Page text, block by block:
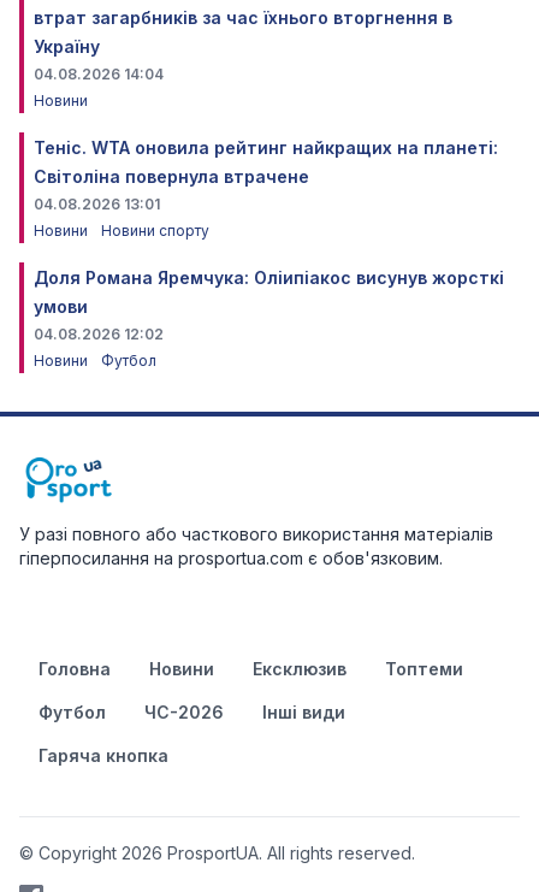
втрат загарбників за час їхнього вторгнення в
Україну
04.08.2026 14:04
Новини
Теніс. WTA оновила рейтинг найкращих на планеті:
Світоліна повернула втрачене
04.08.2026 13:01
Новини
Новини спорту
Доля Романа Яремчука: Оліипіакос висунув жорсткі
умови
04.08.2026 12:02
Новини
Футбол
У разі повного або часткового використання матеріалів
гіперпосилання на prosportua.com є обов'язковим.
Головна Новини Ексклюзив Топтеми
Футбол ЧС-2026 Інші види
Гаряча кнопка
© Copyright 2026 ProsportUA. All rights reserved.